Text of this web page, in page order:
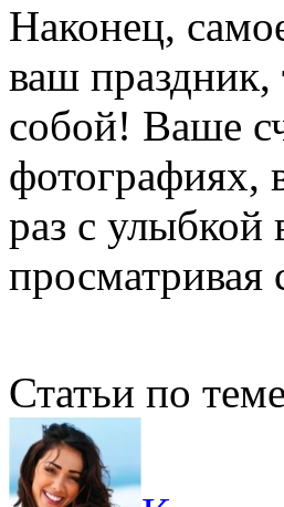
Наконец,
ваш праздник,
собой! Ваше
фотографиях,
раз с улыбкой
просматривая
Статьи по теме